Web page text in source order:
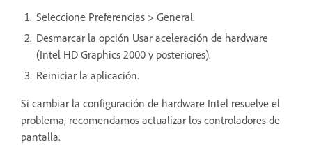
Seleccione Preferencias > General.
Desmarcar la opción Usar aceleración de hardware
(Intel HD Graphics 2000 y posteriores).
Reiniciar la aplicación.
Si cambiar la configuración de hardware Intel resuelve el
problema, recomendamos actualizar los controladores de
pantalla.